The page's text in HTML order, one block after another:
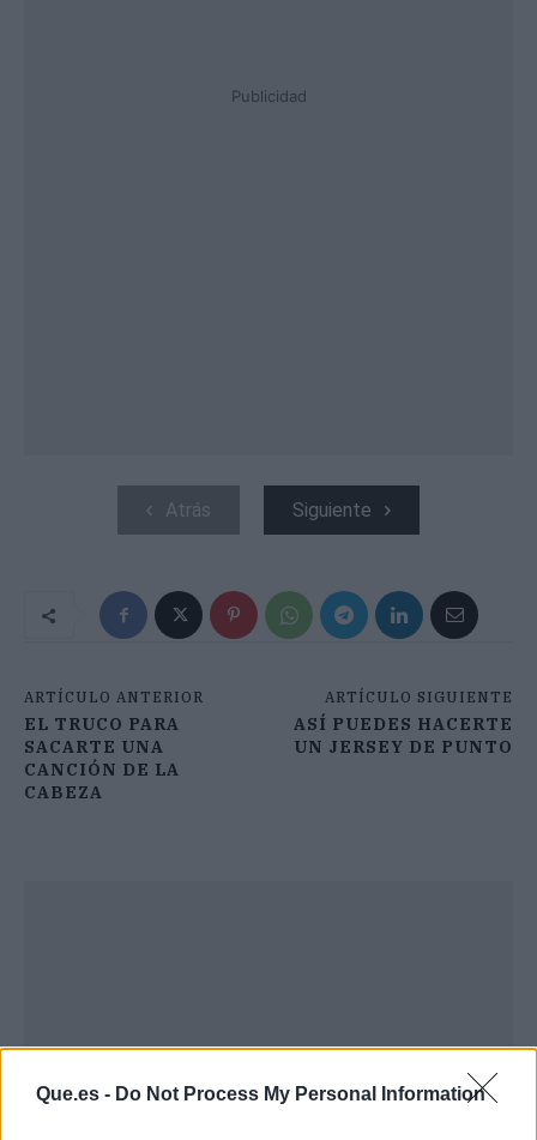
Que.es - Do Not Process My Personal Information
Publicidad
Atrás Siguiente
ARTÍCULO ANTERIOR
EL TRUCO PARA
SACARTE UNA
CANCIÓN DE LA
CABEZA
ARTÍCULO SIGUIENTE
ASÍ PUEDES HACERTE
UN JERSEY DE PUNTO